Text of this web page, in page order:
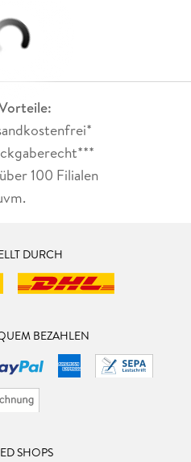
100 Filialen
DURCH
BEZAHLEN
SHOPS